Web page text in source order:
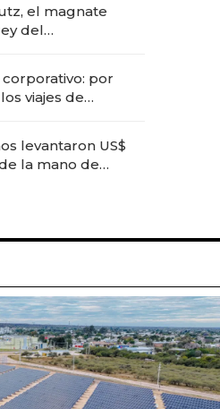
el magnate
del
por
viajes de
en experiencias
levantaron US$
la mano de